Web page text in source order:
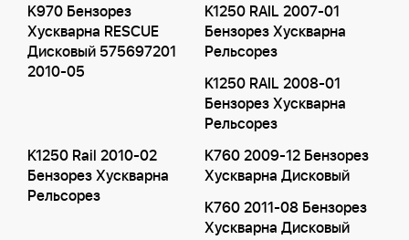
K970 Бензорез
Хускварна RESCUE
Дисковый 575697201
2010-05
K1250 RAIL 2007-01
Бензорез Хускварна
Рельсорез
K1250 RAIL 2008-01
Бензорез Хускварна
Рельсорез
K1250 Rail 2010-02
Бензорез Хускварна
Рельсорез
K760 2009-12 Бензорез
Хускварна Дисковый
K760 2011-08 Бензорез
Хускварна Дисковый